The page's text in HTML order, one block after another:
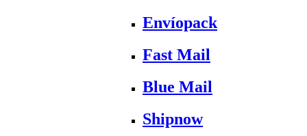
Envíopack
Fast Mail
Blue Mail
Shipnow